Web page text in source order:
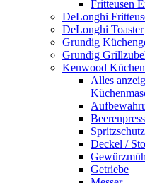
Fritteusen
DeLonghi
DeLonghi Toaster
Grundig
Grundig
Kenwood
Alles
Spritzschutz
Deckel /
Getriebe